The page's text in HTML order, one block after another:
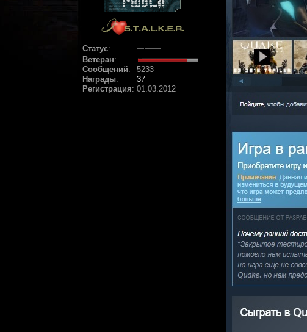
Статус:
Ветеран:
Сообщений:
5233
Награды:
37
Регистрация: 01.03.2012